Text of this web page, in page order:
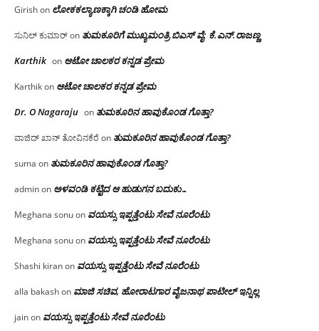
Girishon ಲೋಕಕಲ್ಯಾಣಕ್ಕಾಗಿ ಚಂಡಿ ಹೋಮ
ಸುನಿಲ್ ಕುಮಾರ್on ತುಮಕೂರಿಗೆ ಮುಖ್ಯಮಂತ್ರಿ ಬಿಎಸ್ ವೈ: ಕೆ.ಎನ್.ರಾಜಣ್ಣ
Karthik on ಆಟೋ ಚಾಲಕರ ಕನ್ನಡ ಪ್ರೇಮ
Karthikon ಆಟೋ ಚಾಲಕರ ಕನ್ನಡ ಪ್ರೇಮ
Dr. O Nagaraju on ತುಮಕೂರಿನ ಹಾವುಕೊಂಡ ಗೊತ್ತಾ?
ವಾಜಿದ್ ಖಾನ್ ತೋವಿನಕೆರೆ on ತುಮಕೂರಿನ ಹಾವುಕೊಂಡ ಗೊತ್ತಾ?
suma on ತುಮಕೂರಿನ ಹಾವುಕೊಂಡ ಗೊತ್ತಾ?
adminon ಅಳವಂಡಿ ಕಟ್ಟಿದ ಆ ಹುಡುಗನ ಬದುಕು…
Meghana sonuon ವಯಸ್ಸು ಇಪ್ಪತ್ತೆಂಟು ಸೇವೆ ನೂರೆಂಟು
Meghana sonuon ವಯಸ್ಸು ಇಪ್ಪತ್ತೆಂಟು ಸೇವೆ ನೂರೆಂಟು
Shashi kiranon ವಯಸ್ಸು ಇಪ್ಪತ್ತೆಂಟು ಸೇವೆ ನೂರೆಂಟು
alla bakashon ಮಾಜಿ ಸಚಿವ, ಹೋರಾಟಗಾರ ವೈಜನಾಥ ಪಾಟೀಲ್ ಇನ್ನಿಲ್ಲ
jainon ವಯಸ್ಸು ಇಪ್ಪತ್ತೆಂಟು ಸೇವೆ ನೂರೆಂಟು